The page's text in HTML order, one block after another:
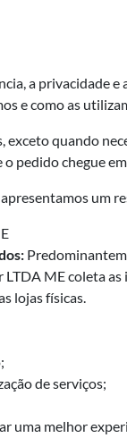
a privacidade
e como as
quando
pedido chegue
um
ME coleta
lojas físicas.
de serviços;
uma melhor